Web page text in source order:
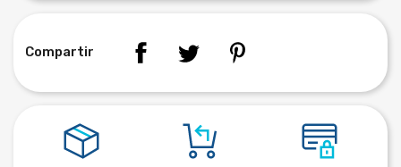
Compartir